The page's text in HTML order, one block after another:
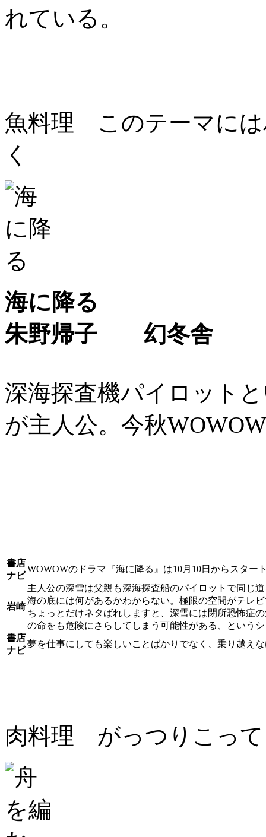
れている。
魚料理 このテーマには
く
海に降る
朱野帰子 幻冬舎
深海探査機パイロット
が主人公。今秋
書店
ナビ
WOWOWのドラマ『海に降る』は10月10日からスター
岩崎
主人公の深雪は父親も深海探査船のパイロットで同じ
海の底には何があるかわからない。極限の空間がテレ
ちょっとだけネタばれしますと、深雪には閉所恐怖症
の命をも危険にさらしてしまう可能性がある、という
書店
ナビ
夢を仕事にしても楽しいことばかりでなく、乗り越え
肉料理 がっつりこって